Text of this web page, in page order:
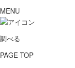
MENU
調べる
PAGE TOP